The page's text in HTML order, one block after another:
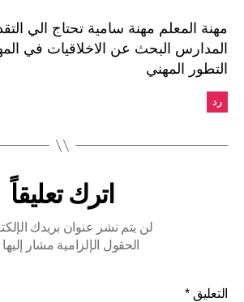
مهنة المعلم مهنة سامية تحتاج الي
المدارس البحث عن الاخلاقيات في
التطور المهني
رد
اترك تعليقاً
لن يتم نشر عنوان بريدك
الحقول الإلزامية مشار إليها
التعليق *